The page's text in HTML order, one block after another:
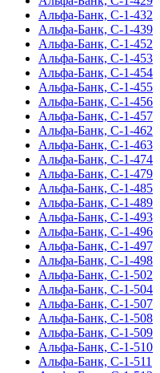
Альфа-Банк, С-1-432
Альфа-Банк, С-1-439
Альфа-Банк, С-1-452
Альфа-Банк, С-1-453
Альфа-Банк, С-1-454
Альфа-Банк, С-1-455
Альфа-Банк, С-1-456
Альфа-Банк, С-1-457
Альфа-Банк, С-1-462
Альфа-Банк, С-1-463
Альфа-Банк, С-1-474
Альфа-Банк, С-1-479
Альфа-Банк, С-1-485
Альфа-Банк, С-1-489
Альфа-Банк, С-1-493
Альфа-Банк, С-1-496
Альфа-Банк, С-1-497
Альфа-Банк, С-1-498
Альфа-Банк, С-1-502
Альфа-Банк, С-1-504
Альфа-Банк, С-1-507
Альфа-Банк, С-1-508
Альфа-Банк, С-1-509
Альфа-Банк, С-1-510
Альфа-Банк, С-1-511